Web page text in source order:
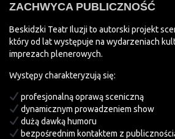
ZACHWYCA PUBLICZNOŚĆ
Beskidzki Teatr Iluzji to autorski projekt
który od lat występuje na wydarzeniach
imprezach plenerowych.
Występy charakteryzują się:
profesjonalną oprawą sceniczną
dynamicznym prowadzeniem show
dużą dawką humoru
bezpośrednim kontaktem z